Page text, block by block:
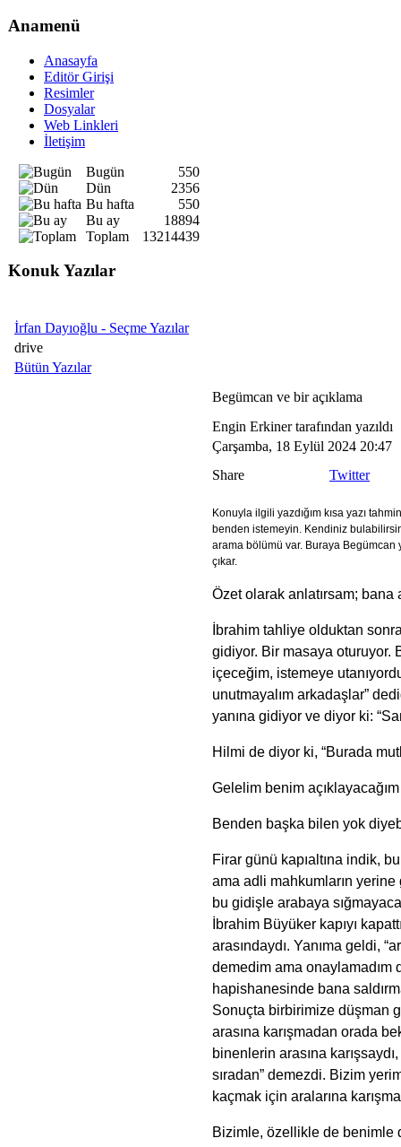
Anamenü
Anasayfa
Editör Girişi
Resimler
Dosyalar
Web Linkleri
İletişim
Bugün
550
Dün
2356
Bu hafta
550
Bu ay
18894
Toplam
13214439
Konuk Yazılar
İrfan Dayıoğlu - Seçme Yazılar
drive
Bütün Yazılar
Begümcan ve bir açıklama
Engin Erkiner tarafından yazıldı
Çarşamba, 18 Eylül 2024 20:47
Share
Twitter
Konuyla ilgili yazdığım kısa yazı
benden istemeyin. Kendiniz
arama bölümü var. Buraya Begümcan
çıkar.
Özet olarak anlatırsam; bana
İbrahim tahliye olduktan
gidiyor. Bir masaya oturuyor.
içeceğim, istemeye
unutmayalım arkadaşlar”
yanına gidiyor ve diyor ki:
Hilmi de diyor ki, “Burada
Gelelim benim
Benden başka bilen yok
Firar günü kapıaltına indik,
ama adli mahkumların
bu gidişle arabaya
İbrahim Büyüker kapıyı
arasındaydı. Yanıma geldi,
demedim ama onaylamadım
hapishanesinde bana
Sonuçta birbirimize düşman
arasına karışmadan orada
binenlerin arasına
sıradan” demezdi. Bizim
kaçmak için aralarına
Bizimle, özellikle de benimle